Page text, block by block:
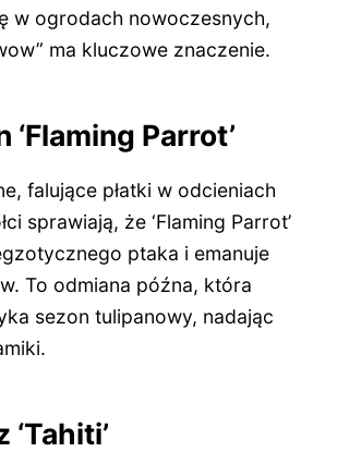
w ogrodach nowoczesnych,
ma kluczowe znaczenie.
‘Flaming Parrot’
falujące płatki w odcieniach
sprawiają, że ‘Flaming Parrot’
ptaka i emanuje
To odmiana późna, która
sezon tulipanowy, nadając